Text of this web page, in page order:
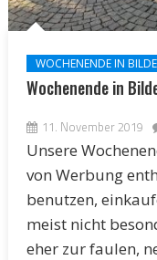
WOCHENENDE IN
Wochenende in
11. November 2019
Unsere
von Werbung
benutzen,
meist nicht
eher zur faulen,